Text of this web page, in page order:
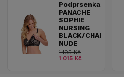
Podprsenka
PANACHE
SOPHIE
NURSING
BLACK/CHAI
NUDE
1 195 Kč
1 015 Kč